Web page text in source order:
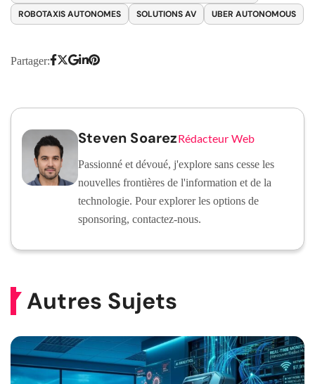
ROBOTAXIS AUTONOMES
SOLUTIONS AV UBER AUTONOMOUS
Partager:
Steven SoarezRédacteur Web
Passionné et dévoué, j'explore sans cesse les
nouvelles frontières de l'information et de la
technologie. Pour explorer les options de
sponsoring, contactez-nous.
Autres Sujets